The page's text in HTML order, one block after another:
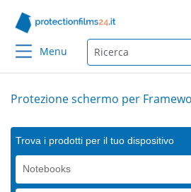
Menu
Protezione schermo per
Trova i prodotti per il tuo dispositivo
Notebooks